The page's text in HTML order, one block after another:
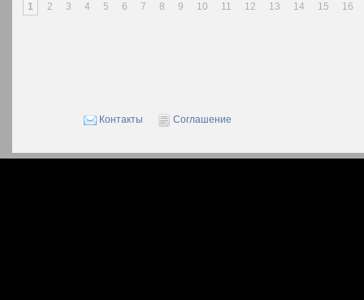
1 2 3 4 5 6 7 8 9 10 11 12 13 14 15 16
Контакты Соглашение